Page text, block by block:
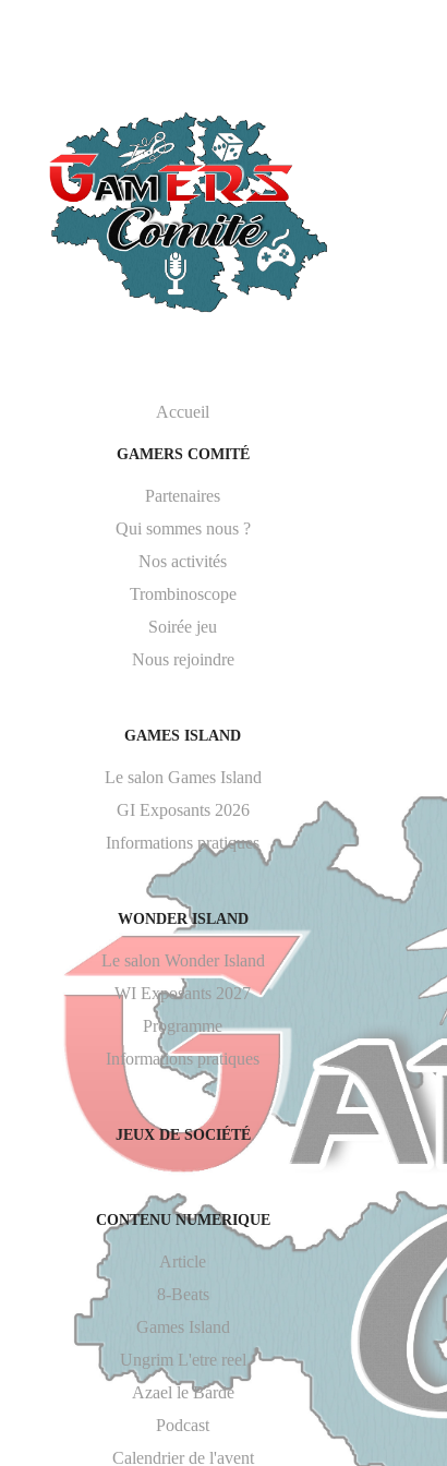
Accueil
GAMERS COMITÉ
Partenaires
Qui sommes nous ?
Nos activités
Trombinoscope
Soirée jeu
Nous rejoindre
GAMES ISLAND
Le salon Games Island
GI Exposants 2026
Informations pratiques
WONDER ISLAND
Le salon Wonder Island
WI Exposants 2027
Programme
Informations pratiques
JEUX DE SOCIÉTÉ
CONTENU NUMERIQUE
Article
8-Beats
Games Island
Ungrim L'etre reel
Azael le Barde
Podcast
Calendrier de l'avent